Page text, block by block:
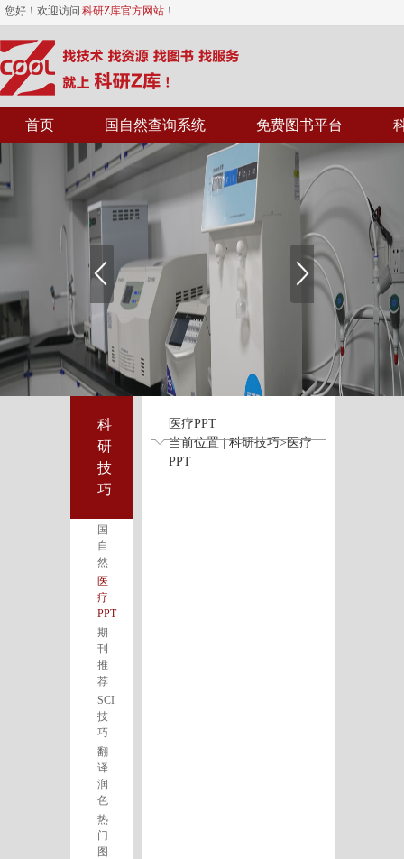
您好！欢迎访问 科研Z库官方网站 ！
首页 国自然查询系统 免费图书平台
科
研
技
巧
国
自
然
医
疗
PPT
期
刊
推
荐
SCI
技
巧
翻
译
润
色
热
门
图
医疗PPT
当前位置 | 科研技巧>医疗
PPT